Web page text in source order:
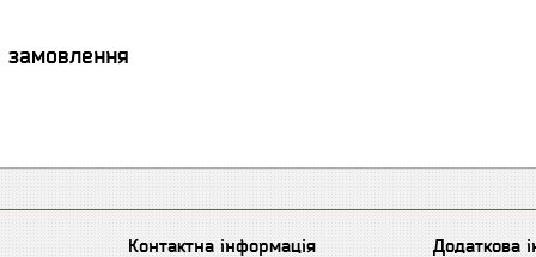
замовлення
Контактна інформація Додаткова